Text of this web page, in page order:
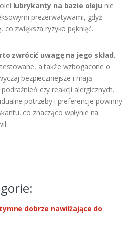
lubrykanty na bazie oleju nie
prezerwatywami, gdyż
co zwiększa ryzyko pęknięć.
zwrócić uwagę na jego skład.
a także wzbogacone o
bezpieczniejsze i mają
czy reakcji alergicznych.
potrzeby i preferencje powinny
co znacząco wpłynie na
dobrze nawilżające do